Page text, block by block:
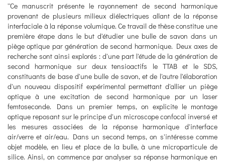
''Ce manuscrit présente le rayonnement de second harmonique
provenant de plusieurs milieux diélectriques allant de la réponse
interfaciale à la réponse volumique. Ce travail de thèse constitue une
première étape dans le but d'étudier une bulle de savon dans un
piège optique par génération de second harmonique. Deux axes de
recherche sont ainsi explorés : d'une part l'étude de la génération de
second harmonique sur deux tensioactifs le TTAB et le SDS,
constituants de base d'une bulle de savon, et de l'autre l'élaboration
d'un nouveau dispositif expérimental permettant d'allier un piège
optique à une excitation de second harmonique par un laser
femtoseconde. Dans un premier temps, on explicite le montage
optique reposant sur le principe d'un microscope confocal inversé et
les mesures associées de la réponse harmonique d'interface
air/verre et air/eau. Dans un second temps, on s'intéresse comme
objet modèle, en lieu et place de la bulle, à une microparticule de
silice. Ainsi, on commence par analyser sa réponse harmonique en